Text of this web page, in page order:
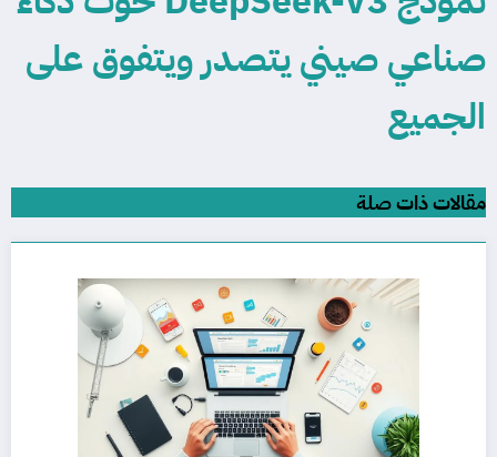
صناعي صيني يتصدر ويتفوق على
الجميع
مقالات ذات صلة